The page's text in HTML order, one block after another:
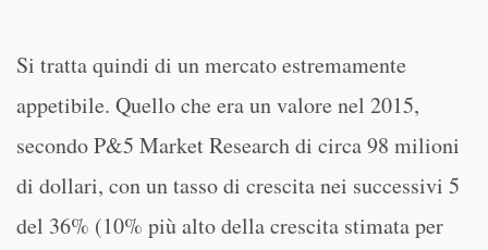
Si tratta quindi di un mercato estremamente
appetibile. Quello che era un valore nel 2015,
secondo P&5 Market Research di circa 98 milioni
di dollari, con un tasso di crescita nei successivi 5
del 36% (10% più alto della crescita stimata per